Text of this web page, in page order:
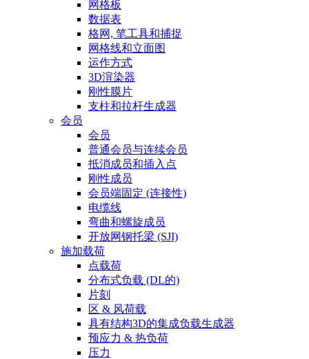
网格板
数据表
格网, 笔工具和捕捉
网格线和立面图
运作方式
3D渲染器
刚性膜片
支柱和拉杆生成器
会员
会员
普通会员与连续会员
抵消成员和插入点
刚性成员
会员端固定 (连接性)
电缆线
弯曲和螺旋成员
开放网钢托梁 (SJI)
施加载荷
点载荷
分布式负载 (DL的)
片刻
区 & 风荷载
具有结构3D的集成负载生成器
预应力 & 热负荷
压力